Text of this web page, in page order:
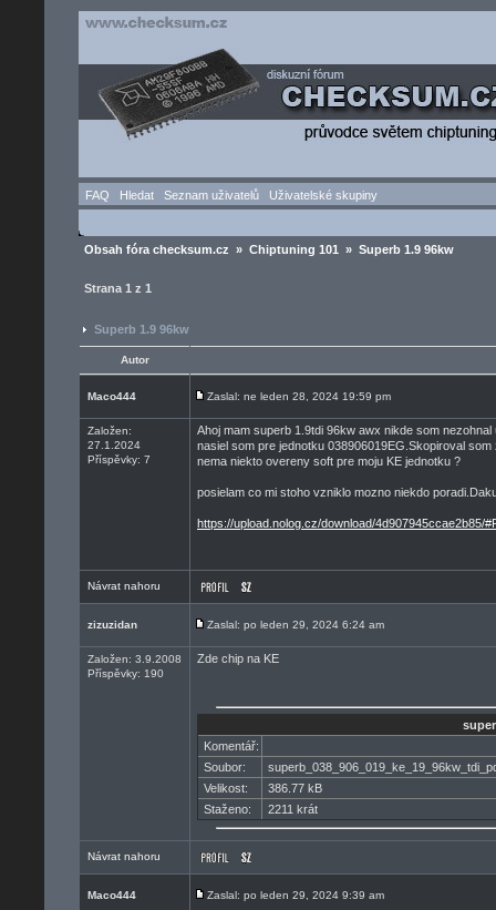
FAQ Hledat Seznam uživatelů Uživatelské skupiny
Obsah fóra checksum.cz » Chiptuning 101 » Superb 1.9 96kw
Strana 1 z 1
Superb 1.9 96kw
Autor
Maco444 Zaslal: ne leden 28, 2024 19:59 pm
Založen:
27.1.2024
Příspěvky: 7
Ahoj mam superb 1.9tdi 96kw awx nikde som
nasiel som pre jednotku 038906019EG.Skopiroval
nema niekto overeny soft pre moju KE jednotku ?
posielam co mi stoho vzniklo mozno niekdo
https://upload.nolog.cz/download/4d907945ccae2b85/
Návrat nahoru
zizuzidan Zaslal: po leden 29, 2024 6:24 am
Založen: 3.9.2008
Příspěvky: 190
Zde chip na KE
Komentář:
Soubor:
Velikost:
386.77 kB
Staženo:
2211 krát
Návrat nahoru
Maco444 Zaslal: po leden 29, 2024 9:39 am